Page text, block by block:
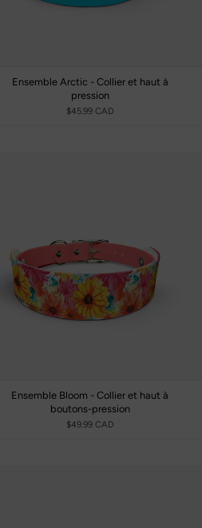
Ensemble Arctic - Collier et haut à
pression
$45.99 CAD
Ensemble Bloom - Collier et haut à
boutons-pression
$49.99 CAD